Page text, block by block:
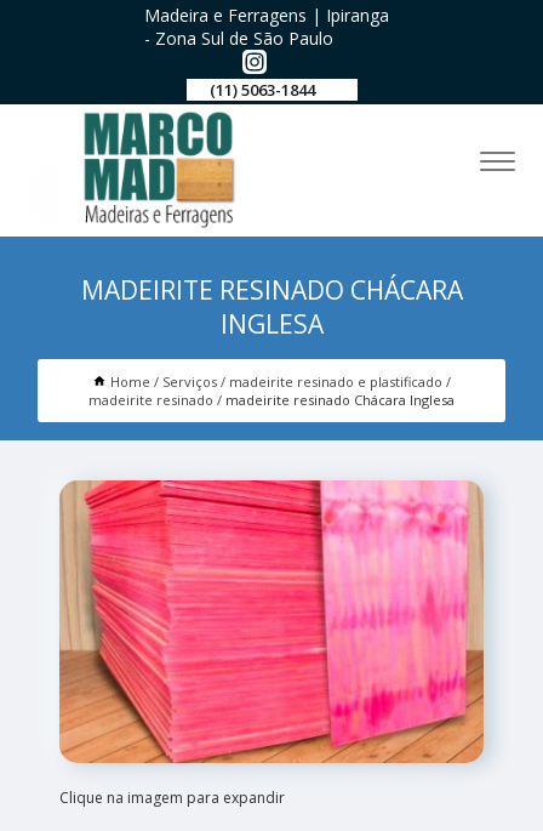
Madeira e Ferragens | Ipiranga
- Zona Sul de São Paulo
(11) 5063-1844
MADEIRITE RESINADO CHÁCARA
INGLESA
Home Serviços
madeirite resinado e plastificado
madeirite resinado
madeirite resinado Chácara Inglesa
Clique na imagem para expandir